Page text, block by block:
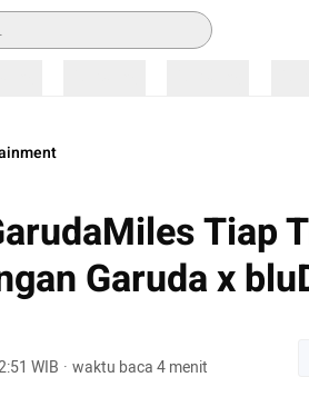
Tiap
Garuda x
WIB · waktu baca 4 menit